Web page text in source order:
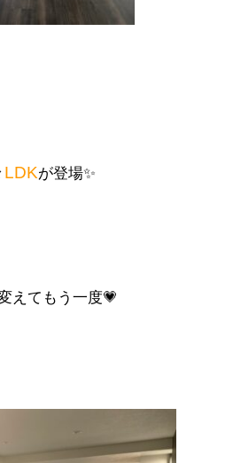
LDKが登場✨
えてもう一度💗